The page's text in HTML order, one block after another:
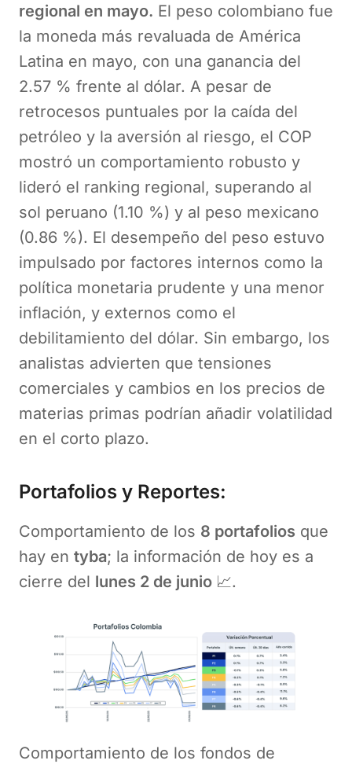
regional en mayo. El peso colombiano fue
la moneda más revaluada de América
Latina en mayo, con una ganancia del
2.57 % frente al dólar. A pesar de
retrocesos puntuales por la caída del
petróleo y la aversión al riesgo, el COP
mostró un comportamiento robusto y
lideró el ranking regional, superando al
sol peruano (1.10 %) y al peso mexicano
(0.86 %). El desempeño del peso estuvo
impulsado por factores internos como la
política monetaria prudente y una menor
inflación, y externos como el
debilitamiento del dólar. Sin embargo, los
analistas advierten que tensiones
comerciales y cambios en los precios de
materias primas podrían añadir volatilidad
en el corto plazo.
Portafolios y Reportes:
Comportamiento de los 8 portafolios que
hay en tyba; la información de hoy es a
cierre del lunes 2 de junio 📈.
Comportamiento de los fondos de